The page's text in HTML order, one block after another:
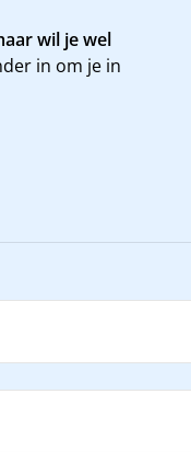
wil je wel
in om je in